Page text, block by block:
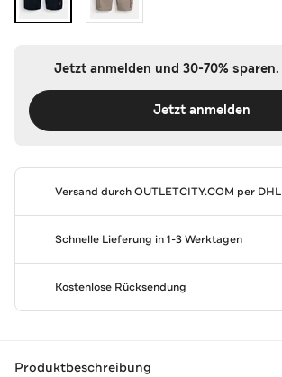
Jetzt anmelden und 30-70% sparen.
Jetzt anmelden
Versand durchOUTLETCITY.COM per DHL
Schnelle Lieferung in 1-3 Werktagen
Kostenlose Rücksendung
Produktbeschreibung